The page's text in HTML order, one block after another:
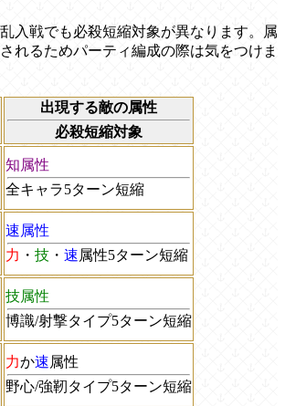
入戦でも必殺短縮対象が異なります。属
れるためパーティ編成の際は気をつけま
出現する敵の属性
必殺短縮対象
知属性
全キャラ5ターン短縮
速属性
力 ・ 技 ・ 速属性5ターン短縮
技属性
博識/射撃タイプ5ターン短縮
力か速属性
野心/強靭タイプ5ターン短縮